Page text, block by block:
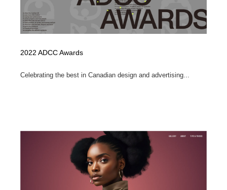
2022 ADCC Awards
Celebrating the best in Canadian design and advertising...